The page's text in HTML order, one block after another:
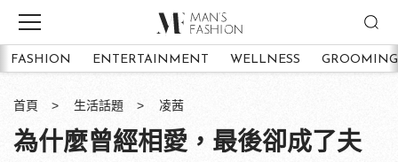
FASHION ENTERTAINMENT WELLNESS GROOMING
首頁 生活話題 凌茜
為什麼曾經相愛，最後卻成了夫